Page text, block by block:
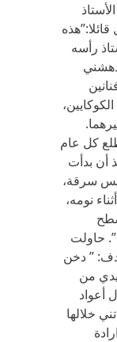
رأسه
كل عام
أن بدأت
سرقة،
نومه،
حاولت
” دخن
من
أعواد
خلالها